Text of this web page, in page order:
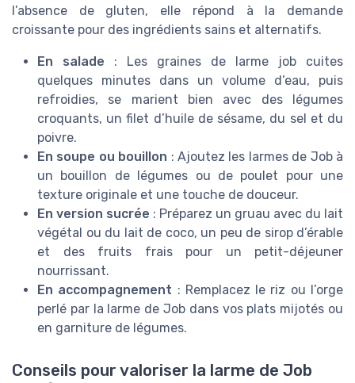
l’absence de gluten, elle répond à la demande
croissante pour des ingrédients sains et alternatifs.
En salade : Les graines de larme job cuites
quelques minutes dans un volume d’eau, puis
refroidies, se marient bien avec des légumes
croquants, un filet d’huile de sésame, du sel et du
poivre.
En soupe ou bouillon : Ajoutez les larmes de Job à
un bouillon de légumes ou de poulet pour une
texture originale et une touche de douceur.
En version sucrée : Préparez un gruau avec du lait
végétal ou du lait de coco, un peu de sirop d’érable
et des fruits frais pour un petit-déjeuner
nourrissant.
En accompagnement : Remplacez le riz ou l’orge
perlé par la larme de Job dans vos plats mijotés ou
en garniture de légumes.
Conseils pour valoriser la larme de Job